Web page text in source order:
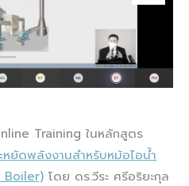
Training ในหลักสูตร
หยัดพลังงานสำหรับหม้อไอน้ำ
Boiler) โดย ดร.วีระ ศรีอริยะกุล